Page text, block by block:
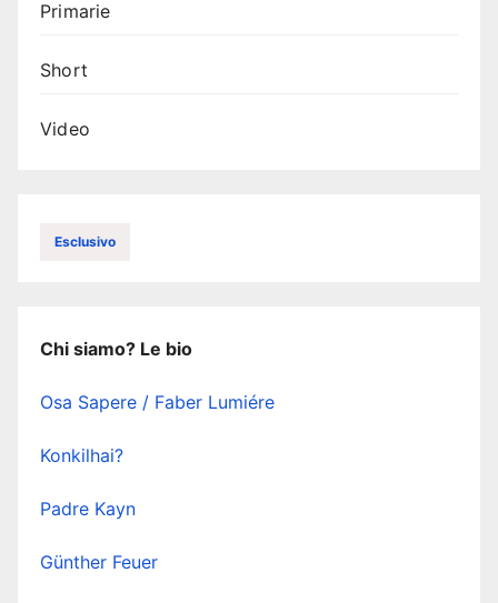
Primarie
Short
Video
Esclusivo
Chi siamo? Le bio
Osa Sapere / Faber Lumiére
Konkilhai?
Padre Kayn
Günther Feuer